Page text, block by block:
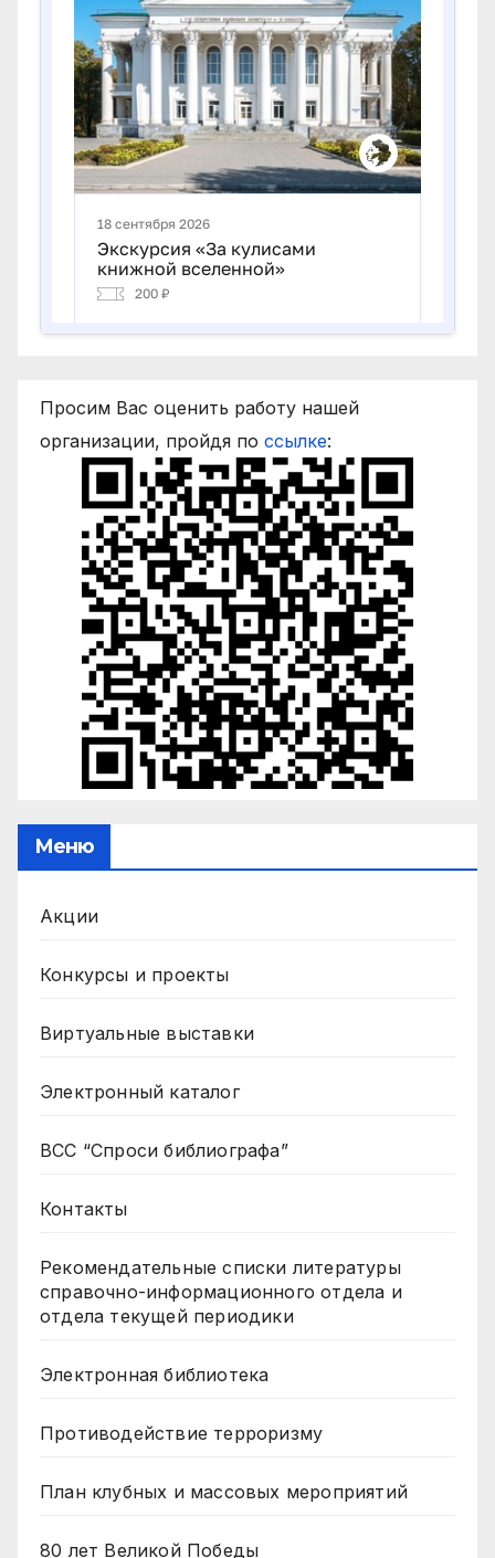
Просим Вас оценить работу нашей
организации, пройдя по ссылке:
Меню
Акции
Конкурсы и проекты
Виртуальные выставки
Электронный каталог
ВСС “Спроси библиографа”
Контакты
Рекомендательные списки литературы
справочно-информационного отдела и
отдела текущей периодики
Электронная библиотека
Противодействие терроризму
План клубных и массовых мероприятий
80 лет Великой Победы